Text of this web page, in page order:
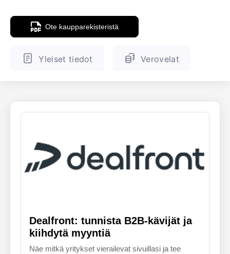
Tietopankki
ENGLANTI SUOMALAINEN
Ote kaupparekisteristä
Yleiset tiedot Verovelat
Dealfront: tunnista B2B-kävijät ja
kiihdytä myyntiä
Näe mitkä yritykset vierailevat sivuillasi ja tee